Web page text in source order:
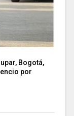
Bogotá,
por